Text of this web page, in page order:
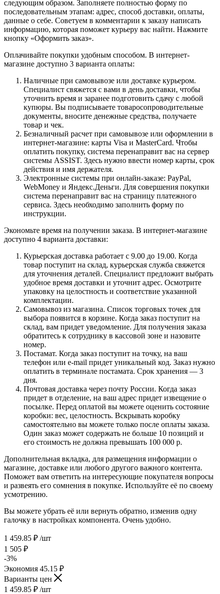
следующим образом. Заполняете полностью форму по
последовательным этапам: адрес, способ доставки, оплаты,
данные о себе. Советуем в комментарии к заказу написать
информацию, которая поможет курьеру вас найти. Нажмите
кнопку «Оформить заказ».
Оплачивайте покупки удобным способом. В интернет-
магазине доступно 3 варианта оплаты:
Наличные при самовывозе или доставке курьером.
Специалист свяжется с вами в день доставки, чтобы
уточнить время и заранее подготовить сдачу с любой
купюры. Вы подписываете товаросопроводительные
документы, вносите денежные средства, получаете
товар и чек.
Безналичный расчет при самовывозе или оформлении в
интернет-магазине: карты Visa и MasterCard. Чтобы
оплатить покупку, система перенаправит вас на сервер
системы ASSIST. Здесь нужно ввести номер карты, срок
действия и имя держателя.
Электронные системы при онлайн-заказе: PayPal,
WebMoney и Яндекс.Деньги. Для совершения покупки
система перенаправит вас на страницу платежного
сервиса. Здесь необходимо заполнить форму по
инструкции.
Экономьте время на получении заказа. В интернет-магазине
доступно 4 варианта доставки:
Курьерская доставка работает с 9.00 до 19.00. Когда
товар поступит на склад, курьерская служба свяжется
для уточнения деталей. Специалист предложит выбрать
удобное время доставки и уточнит адрес. Осмотрите
упаковку на целостность и соответствие указанной
комплектации.
Самовывоз из магазина. Список торговых точек для
выбора появится в корзине. Когда заказ поступит на
склад, вам придет уведомление. Для получения заказа
обратитесь к сотруднику в кассовой зоне и назовите
номер.
Постамат. Когда заказ поступит на точку, на ваш
телефон или e-mail придет уникальный код. Заказ нужно
оплатить в терминале постамата. Срок хранения — 3
дня.
Почтовая доставка через почту России. Когда заказ
придет в отделение, на ваш адрес придет извещение о
посылке. Перед оплатой вы можете оценить состояние
коробки: вес, целостность. Вскрывать коробку
самостоятельно вы можете только после оплаты заказа.
Один заказ может содержать не больше 10 позиций и
его стоимость не должна превышать 100 000 р.
Дополнительная вкладка, для размещения информации о
магазине, доставке или любого другого важного контента.
Поможет вам ответить на интересующие покупателя вопросы
и развеять его сомнения в покупке. Используйте её по своему
усмотрению.
Вы можете убрать её или вернуть обратно, изменив одну
галочку в настройках компонента. Очень удобно.
1 459.85 ₽ /шт
1 505 ₽
-3%
Экономия 45.15 ₽
Варианты цен
1 459.85 ₽ /шт